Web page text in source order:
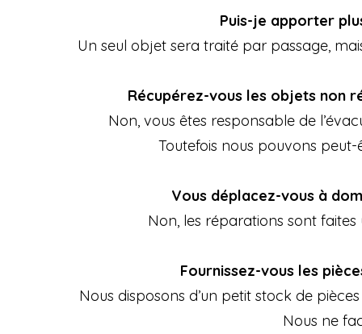
Puis-je apporter
Un seul objet sera traité par passage,
Récupérez-vous les objets non
Non, vous êtes responsable de
Toutefois nous pouvons
Vous déplacez-vous à
Non, les réparations sont
Fournissez-vous les
Nous disposons d’un petit stock de
Nous ne